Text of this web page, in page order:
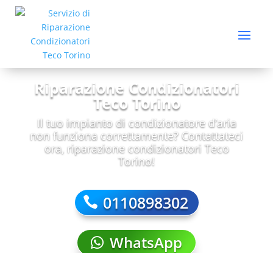
Riparazione Condizionatori
Teco Torino
Il tuo impianto di condizionatore d’aria
non funziona correttamente? Contattateci
ora, riparazione condizionatori Teco
Torino!
0110898302
WhatsApp